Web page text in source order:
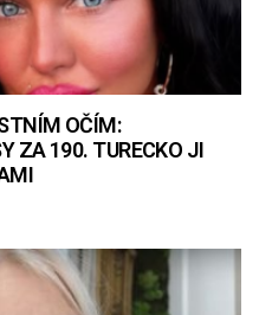
OČÍM:
ZA 190. TURECKO JI